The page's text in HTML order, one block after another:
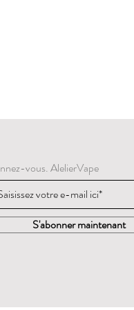
vous. AlelierVape
S'abonner maintenant